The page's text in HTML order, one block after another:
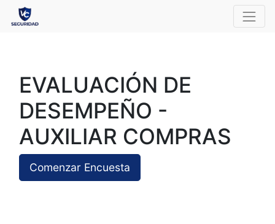
EVALUACIÓN DE
DESEMPEÑO -
AUXILIAR COMPRAS
Comenzar Encuesta